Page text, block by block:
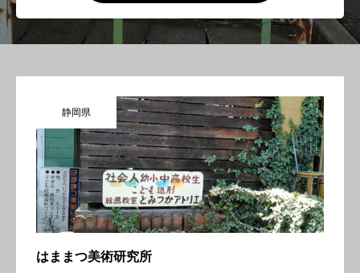
静岡県
はままつ美術研究所